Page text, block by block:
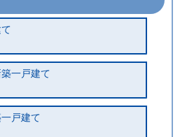
一戸建て
戸建て